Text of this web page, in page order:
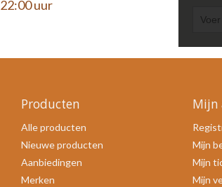
22:00 uur
Producten
Alle producten
Nieuwe producten
Aanbiedingen
Merken
Mijn
Mijn
Mijn
Mijn